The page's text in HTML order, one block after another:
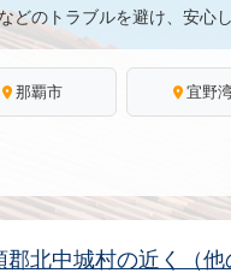
どのトラブルを避け、安心
那覇市 宜野
郡北中城村の近く（